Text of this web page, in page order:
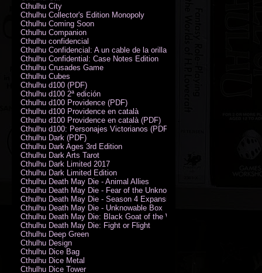
Cthulhu City
Cthulhu Collector's Edition Monopoly
Cthulhu Coming Soon
Cthulhu Companion
Cthulhu confidencial
Cthulhu Confidencial: A un cable de la orilla (PDF)
Cthulhu Confidential: Case Notes Edition
Cthulhu Crusades Game
Cthulhu Cubes
Cthulhu d100 (PDF)
Cthulhu d100 2ª edición
Cthulhu d100 Providence (PDF)
Cthulhu d100 Providence en català
Cthulhu d100 Providence en català (PDF)
Cthulhu d100: Personajes Victorianos (PDF)
Cthulhu Dark (PDF)
Cthulhu Dark Ages 3rd Edition
Cthulhu Dark Arts Tarot
Cthulhu Dark Limited 2017
Cthulhu Dark Limited Edition
Cthulhu Death May Die - Animal Allies
Cthulhu Death May Die - Fear of the Unknown
Cthulhu Death May Die - Season 4 Expansion
Cthulhu Death May Die - Unknowable Box
Cthulhu Death May Die: Black Goat of the Woods
Cthulhu Death May Die: Fight or Flight
Cthulhu Deep Green
Cthulhu Design
Cthulhu Dice Bag
Cthulhu Dice Metal
Cthulhu Dice Tower